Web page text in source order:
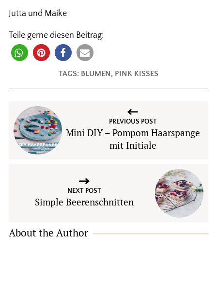
Jutta und Maike
Teile gerne diesen Beitrag:
TAGS: BLUMEN, PINK KISSES
PREVIOUS POST
Mini DIY – Pompom Haarspange
mit Initiale
NEXT POST
Simple Beerenschnitten
About the Author